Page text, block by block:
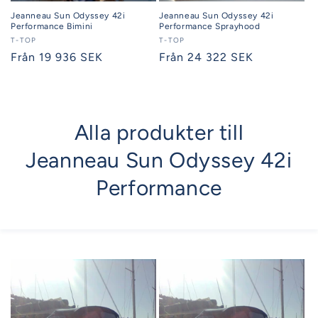
Jeanneau Sun Odyssey 42i
Performance Bimini
Säljare:
T-TOP
Ordinarie
Från 19 936 SEK
Jeanneau Sun Odyssey 42i
Performance Sprayhood
Säljare:
T-TOP
Ordinarie
Från 24 322 SEK
Alla produkter till
Jeanneau Sun Odyssey 42i
Performance